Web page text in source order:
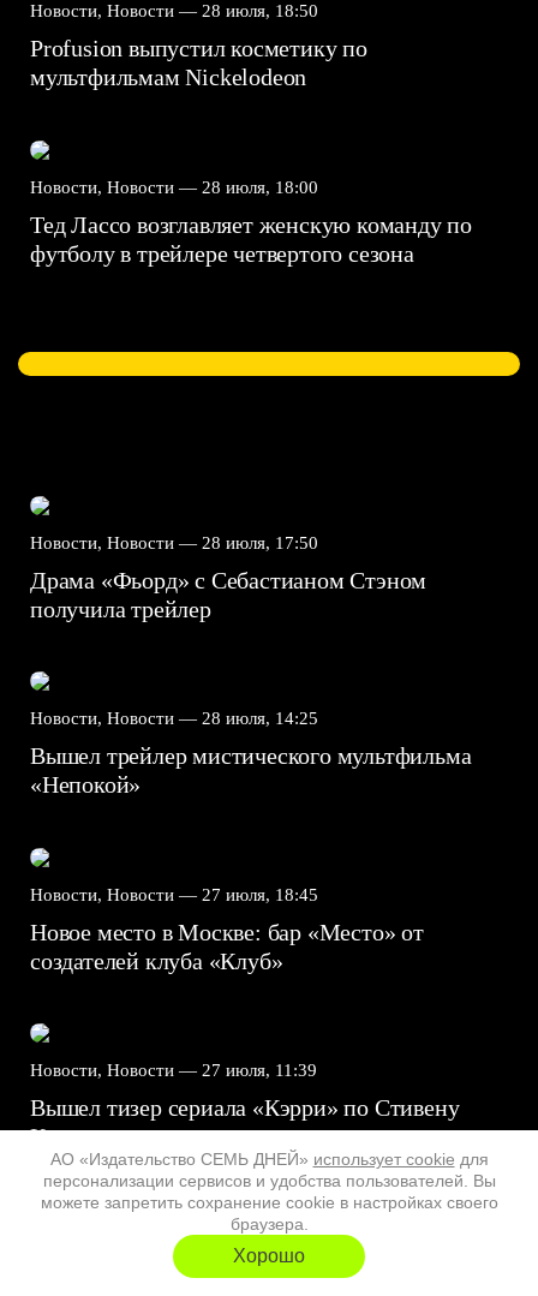
АО «Издательство СЕМЬ ДНЕЙ» использует cookie для
персонализации сервисов и удобства пользователей. Вы
можете запретить сохранение cookie в настройках своего
браузера.
Хорошо
Новости, Новости — 28 июля, 18:50
Profusion выпустил косметику по
мультфильмам Nickelodeon
Новости, Новости — 28 июля, 18:00
Тед Лассо возглавляет женскую команду по
футболу в трейлере четвертого сезона
Новости, Новости — 28 июля, 17:50
Драма «Фьорд» с Себастианом Стэном
получила трейлер
Новости, Новости — 28 июля, 14:25
Вышел трейлер мистического мультфильма
«Непокой»
Новости, Новости — 27 июля, 18:45
Новое место в Москве: бар «Место» от
создателей клуба «Клуб»
Новости, Новости — 27 июля, 11:39
Вышел тизер сериала «Кэрри» по Стивену
Кингу
Новости, Новости — 24 июля, 15:00
Фестиваль «Специфик» представил программу